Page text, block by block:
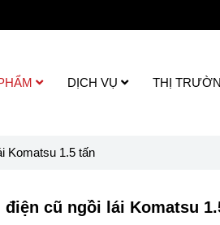
DỊCH VỤ THỊ
Komatsu 1.5 tấn
điện cũ ngồi lái Komatsu